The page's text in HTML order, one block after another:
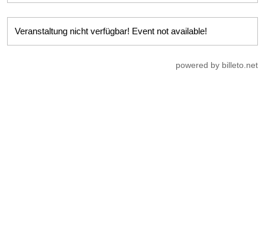
Veranstaltung nicht verfügbar! Event not available!
powered by billeto.net